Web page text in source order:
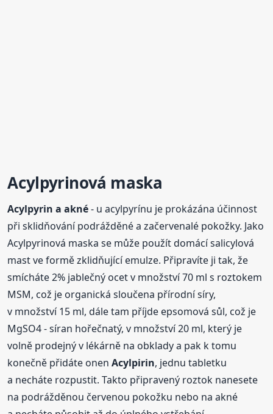
Acylpyrinová maska
Acylpyrin a akné- u acylpyrínu je prokázána účinnost
při sklidňování podrážděné a začervenalé pokožky. Jako
Acylpyrinová maska se může použít domácí salicylová
mast ve formě zklidňující emulze. Připravíte ji tak, že
smícháte 2% jablečný ocet v množství 70 ml s roztokem
MSM, což je organická sloučena přírodní síry,
v množství 15 ml, dále tam příjde epsomová sůl, což je
MgSO4 - síran hořečnatý, v množství 20 ml, který je
volně prodejný v lékárně na obklady a pak k tomu
konečně přidáte onenAcylpirin, jednu tabletku
a necháte rozpustit. Takto připravený roztok nanesete
na podrážděnou červenou pokožku nebo na akné